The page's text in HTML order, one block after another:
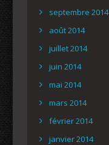
septembre 2014
août 2014
juillet 2014
juin 2014
mai 2014
mars 2014
février 2014
janvier 2014